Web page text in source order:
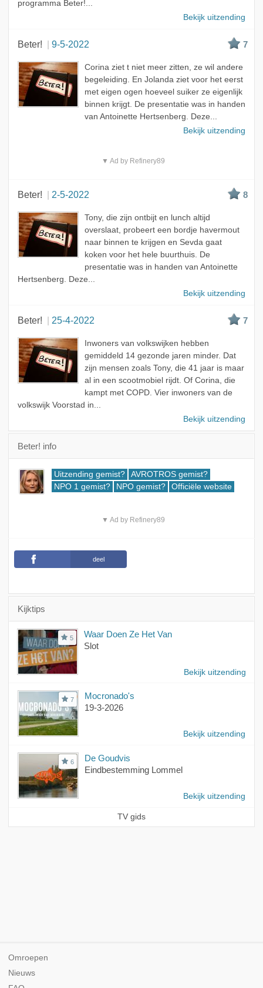
programma Beter!...
Bekijk uitzending
Beter! 9-5-2022 7
Corina ziet t niet meer zitten, ze wil andere
begeleiding. En Jolanda ziet voor het eerst
met eigen ogen hoeveel suiker ze eigenlijk
binnen krijgt. De presentatie was in handen
van Antoinette Hertsenberg. Deze...
Bekijk uitzending
▼ Ad by Refinery89
Beter! 2-5-2022 8
Tony, die zijn ontbijt en lunch altijd
overslaat, probeert een bordje havermout
naar binnen te krijgen en Sevda gaat
koken voor het hele buurthuis. De
presentatie was in handen van Antoinette
Hertsenberg. Deze...
Bekijk uitzending
Beter! 25-4-2022 7
Inwoners van volkswijken hebben
gemiddeld 14 gezonde jaren minder. Dat
zijn mensen zoals Tony, die 41 jaar is maar
al in een scootmobiel rijdt. Of Corina, die
kampt met COPD. Vier inwoners van de
volkswijk Voorstad in...
Bekijk uitzending
Beter! info
Uitzending gemist?
AVROTROS gemist?
NPO 1 gemist?
NPO gemist? Officiële website
▼ Ad by Refinery89
deel
Kijktips
5
Waar Doen Ze Het Van
Slot
Bekijk uitzending
7
Mocronado's
19-3-2026
Bekijk uitzending
6
De Goudvis
Eindbestemming Lommel
Bekijk uitzending
TV gids
Omroepen
Nieuws